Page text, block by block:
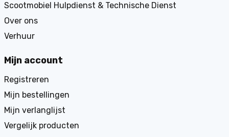
Scootmobiel Hulpdienst & Technische Dienst
Over ons
Verhuur
Mijn account
Registreren
Mijn bestellingen
Mijn verlanglijst
Vergelijk producten